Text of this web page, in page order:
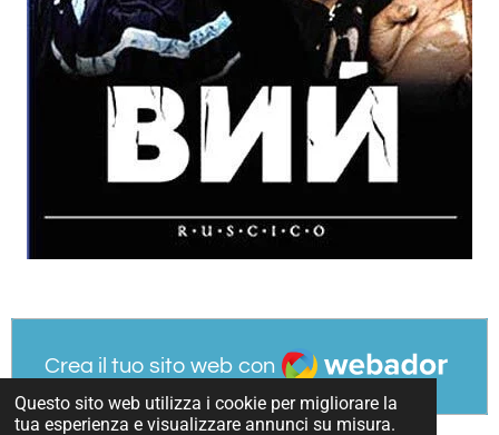
Questo sito web utilizza i cookie per migliorare la
tua esperienza e visualizzare annunci su misura.
Crea il tuo sito web con
Webador